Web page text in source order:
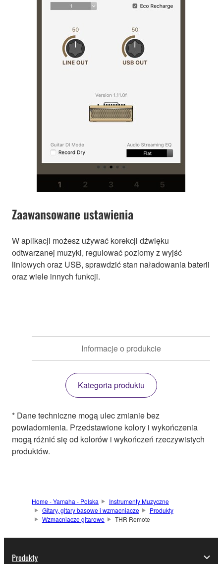
Zaawansowane ustawienia
W aplikacji możesz używać korekcji dźwięku
odtwarzanej muzyki, regulować poziomy z wyjść
liniowych oraz USB, sprawdzić stan naładowania baterii
oraz wiele innych funkcji.
Informacje o produkcie
Kategoria produktu
* Dane techniczne mogą ulec zmianie bez
powiadomienia. Przedstawione kolory i wykończenia
mogą różnić się od kolorów i wykończeń rzeczywistych
produktów.
Home - Yamaha - Polska
Instrumenty Muzyczne
Gitary, gitary basowe i wzmacniacze
Produkty
Wzmacniacze gitarowe
THR Remote
Produkty